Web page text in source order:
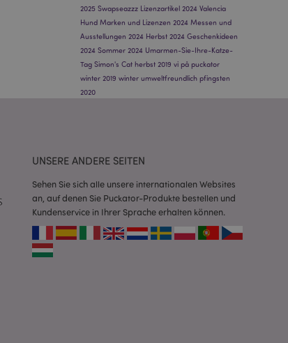
2025 Swapseazzz Lizenzartikel 2024 Valencia
Hund Marken und Lizenzen 2024 Messen und
Ausstellungen 2024 Herbst 2024 Geschenkideen
2024 Sommer 2024 Umarmen-Sie-Ihre-Katze-
Tag Simon's Cat herbst 2019 vi på puckator
winter 2019 winter umweltfreundlich pfingsten
2020
UNSERE ANDERE SEITEN
Sehen Sie sich alle unsere internationalen Websites
an, auf denen Sie Puckator-Produkte bestellen und
Kundenservice in Ihrer Sprache erhalten können.
Produkte